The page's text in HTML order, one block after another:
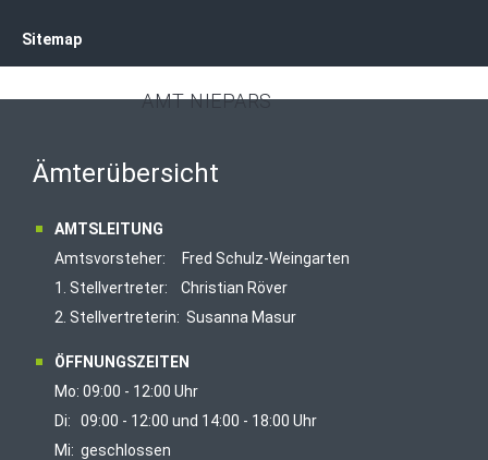
AMT NIEPARS
Sitemap
Ämterübersicht
AMTSLEITUNG
Amtsvorsteher: Fred Schulz-Weingarten
1. Stellvertreter: Christian Röver
2. Stellvertreterin: Susanna Masur
ÖFFNUNGSZEITEN
Mo: 09:00 - 12:00 Uhr
Di: 09:00 - 12:00 und 14:00 - 18:00 Uhr
Mi: geschlossen